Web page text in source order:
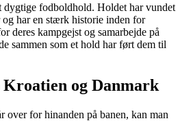
dygtige fodboldhold. Holdet har vundet
har en stærk historie inden for
deres kampgejst og samarbejde på
sammen som et hold har ført dem til
og Danmark
over for hinanden på banen, kan man